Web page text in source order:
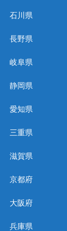
石川県
長野県
岐阜県
静岡県
愛知県
三重県
滋賀県
京都府
大阪府
兵庫県